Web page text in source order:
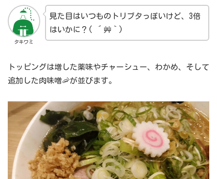
タキワミ
見た目はいつものトリブタっぽいけど、3倍
はいかに？( ´艸｀)
トッピングは増した薬味やチャーシュー、わかめ、そして
追加した肉味噌🦐が並びます。